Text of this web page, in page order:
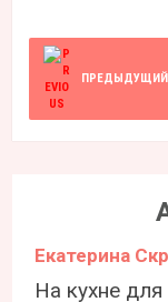
ПРЕДЫДУЩИЙ
Екатерина
На кухне для